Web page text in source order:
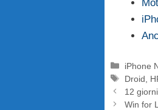
iPhone
Tag
Droid
12
Win for